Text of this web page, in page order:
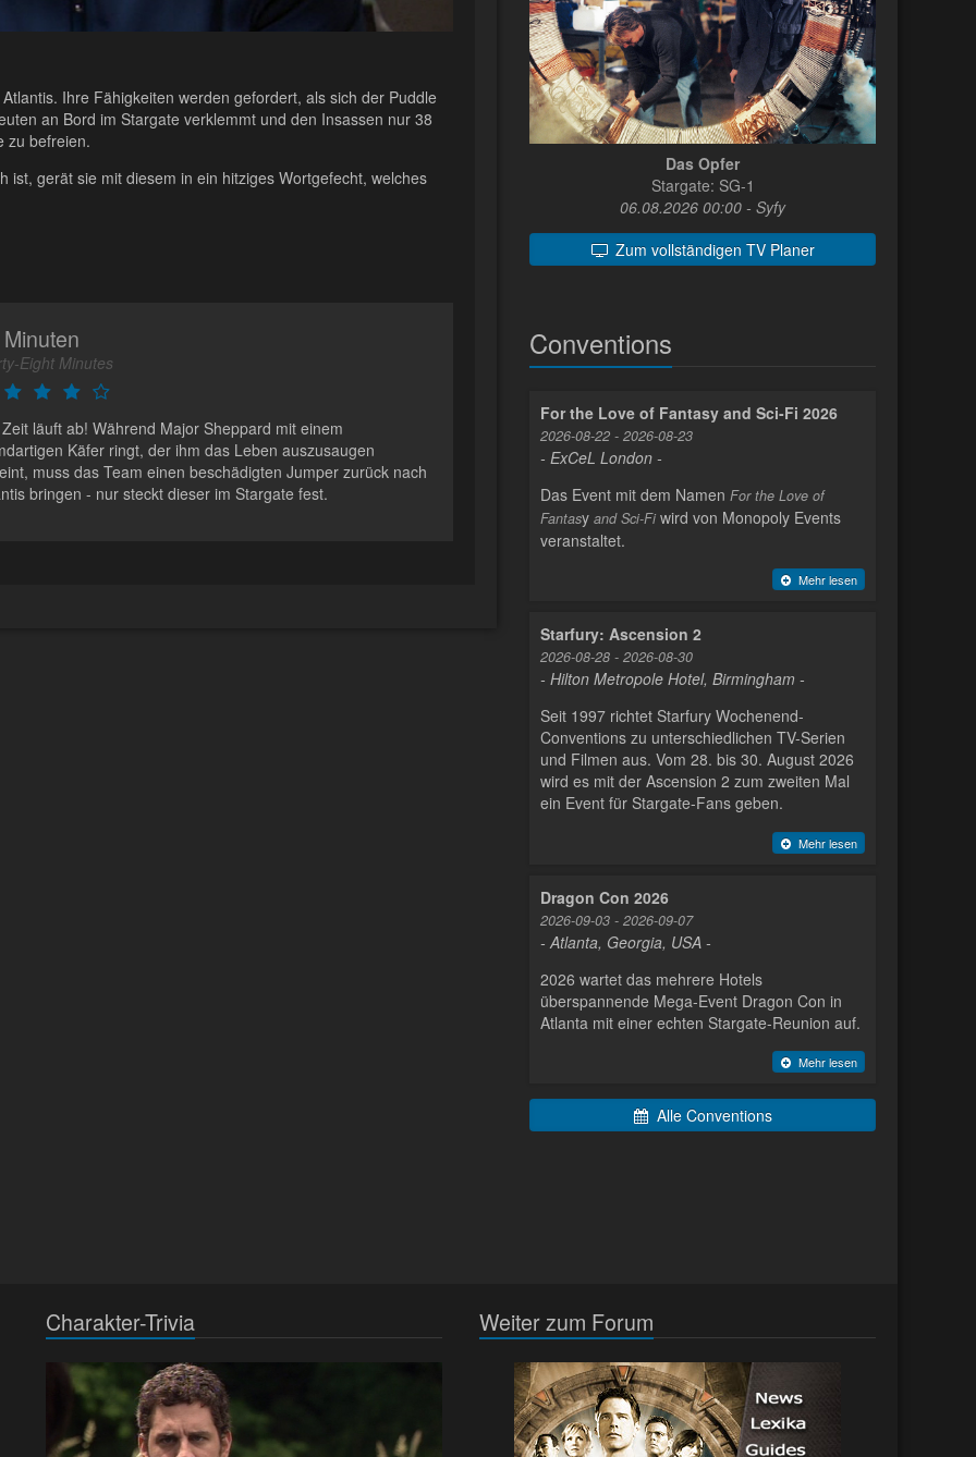
Ihre Fähigkeiten werden gefordert, als sich der Puddle
an Bord im Stargate verklemmt und den Insassen nur 38
zu befreien.
ist, gerät sie mit diesem in ein hitziges Wortgefecht, welches
Eight Minutes
läuft ab! Während Major Sheppard mit einem
Käfer ringt, der ihm das Leben auszusaugen
muss das Team einen beschädigten Jumper zurück nach
bringen - nur steckt dieser im Stargate fest.
Das Opfer
Stargate: SG-1
06.08.2026 00:00 - Syfy
Zum vollständigen TV Planer
Conventions
For the Love of Fantasy and Sci-Fi 2026
2026-08-22 - 2026-08-23
- ExCeL London -
Das Event mit dem Namen For the Love of
Fantasy and Sci-Fi wird von Monopoly Events
veranstaltet.
Mehr lesen
Starfury: Ascension 2
2026-08-28 - 2026-08-30
- Hilton Metropole Hotel, Birmingham -
Seit 1997 richtet Starfury Wochenend-
Conventions zu unterschiedlichen TV-Serien
und Filmen aus. Vom 28. bis 30. August 2026
wird es mit der Ascension 2 zum zweiten Mal
ein Event für Stargate-Fans geben.
Mehr lesen
Dragon Con 2026
2026-09-03 - 2026-09-07
- Atlanta, Georgia, USA -
2026 wartet das mehrere Hotels
überspannende Mega-Event Dragon Con in
Atlanta mit einer echten Stargate-Reunion auf.
Mehr lesen
Alle Conventions
Charakter-Trivia Weiter zum Forum